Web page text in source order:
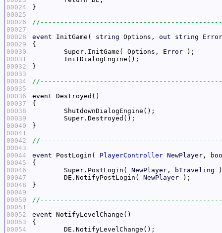
00024
00025
00026
00027
00028
00029
00030
00031
00032
00033
00034
00035
00036
00037
00038
00039
00040
00041
00042
00043
00044
00045
00046
00047
00048
00049
00050
00051
00052
00053
00054
event InitGame( string Options, out string Error
	Super.InitGame( Options,
Error
event
event PostLogin( PlayerController NewPlayer ,
	Super.PostLogin(
NewPlayer , bTraveling
	DE.NotifyPostLogin(
NewPlayer
event